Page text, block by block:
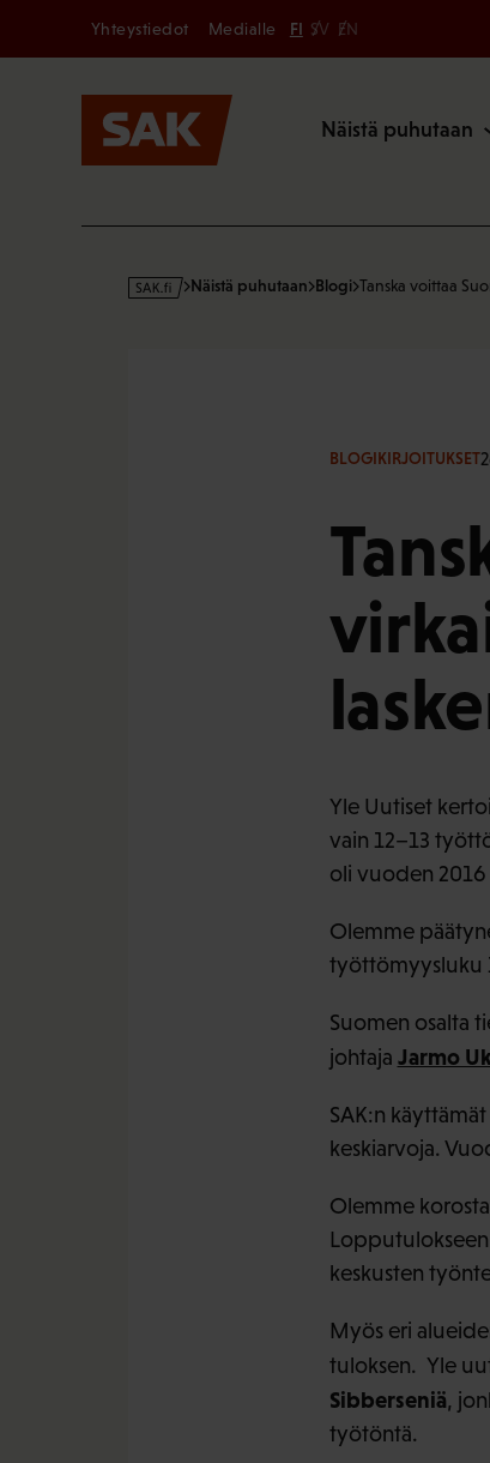
Secondary
Yhteystiedot Medialle FI SV EN
Näistä puhutaan
s
Näistä puhutaan Blogi Tanska voittaa
BLOGIKIRJOITUKSET
Yle Uutiset
vain 12–13
oli vuoden
Olemme
työttömyysluku
Suomen osalta
johtaja Jarmo
SAK:n
keskiarvoja.
Olemme
Lopputulokseen
keskusten
Myös eri
tuloksen. Yle
Sibberseniä,
työtöntä.